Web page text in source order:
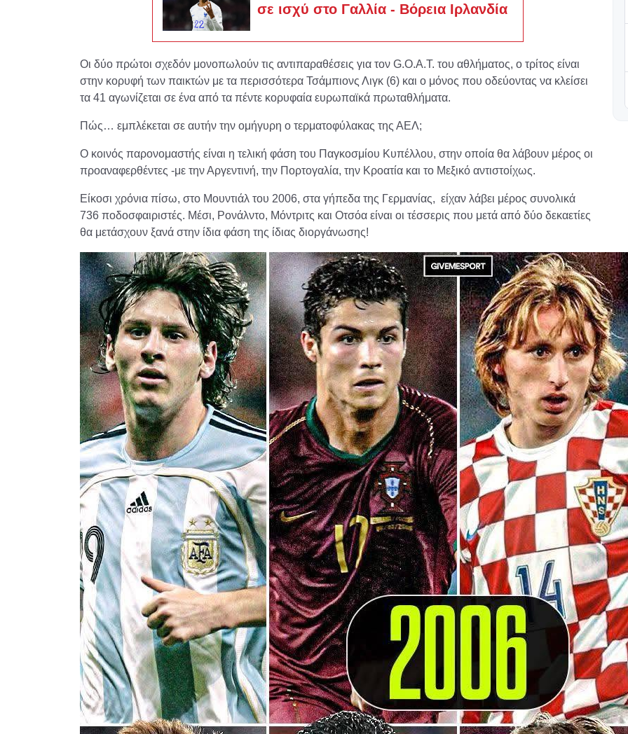
σε ισχύ στο Γαλλία - Βόρεια Ιρλανδία
Οι δύο πρώτοι σχεδόν μονοπωλούν τις αντιπαραθέσεις για τον G.O.A.T. του αθλήματος, ο τρίτος είναι
στην κορυφή των παικτών με τα περισσότερα Τσάμπιονς Λιγκ (6) και ο μόνος που οδεύοντας να κλείσει
τα 41 αγωνίζεται σε ένα από τα πέντε κορυφαία ευρωπαϊκά πρωταθλήματα.
Πώς… εμπλέκεται σε αυτήν την ομήγυρη ο τερματοφύλακας της ΑΕΛ;
Ο κοινός παρονομαστής είναι η τελική φάση του Παγκοσμίου Κυπέλλου, στην οποία θα λάβουν μέρος οι
προαναφερθέντες -με την Αργεντινή, την Πορτογαλία, την Κροατία και το Μεξικό αντιστοίχως.
Είκοσι χρόνια πίσω, στο Μουντιάλ του 2006, στα γήπεδα της Γερμανίας, είχαν λάβει μέρος συνολικά
736 ποδοσφαιριστές. Μέσι, Ρονάλντο, Μόντριτς και Οτσόα είναι οι τέσσερις που μετά από δύο δεκαετίες
θα μετάσχουν ξανά στην ίδια φάση της ίδιας διοργάνωσης!